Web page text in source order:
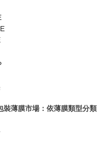
裝薄膜市場：依薄膜類型分類